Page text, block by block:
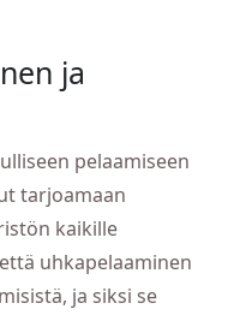
ja
pelaamiseen
tarjoamaan
kaikille
uhkapelaaminen
ja siksi se